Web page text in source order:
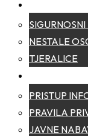
NESTALE
TJERALICE
PRISTUP
PRAVILA
JAVNE